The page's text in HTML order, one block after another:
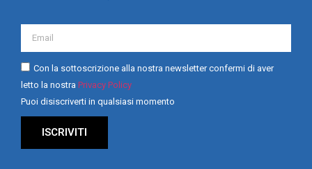
Con la sottoscrizione alla nostra newsletter confermi di aver
letto la nostra Privacy Policy
Puoi disiscriverti in qualsiasi momento
ISCRIVITI